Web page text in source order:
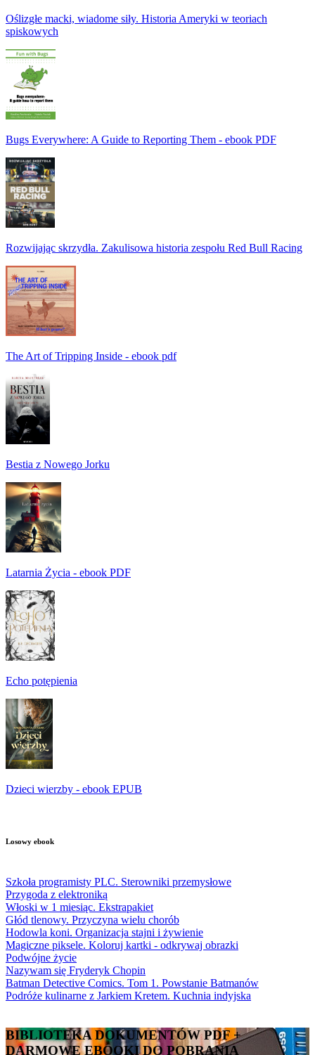
Oślizgłe macki, wiadome siły. Historia Ameryki w teoriach
spiskowych
Bugs Everywhere: A Guide to Reporting Them - ebook PDF
Rozwijając skrzydła. Zakulisowa historia zespołu Red Bull Racing
The Art of Tripping Inside - ebook pdf
Bestia z Nowego Jorku
Latarnia Życia - ebook PDF
Echo potępienia
Dzieci wierzby - ebook EPUB
Losowy ebook
Szkoła programisty PLC. Sterowniki przemysłowe
Przygoda z elektroniką
Włoski w 1 miesiąc. Ekstrapakiet
Głód tlenowy. Przyczyna wielu chorób
Hodowla koni. Organizacja stajni i żywienie
Magiczne piksele. Koloruj kartki - odkrywaj obrazki
Podwójne życie
Nazywam się Fryderyk Chopin
Batman Detective Comics. Tom 1. Powstanie Batmanów
Podróże kulinarne z Jarkiem Kretem. Kuchnia indyjska
BIBLIOTEKA DOKUMENTÓW PDF +
DARMOWE EBOOKI DO POBRANIA